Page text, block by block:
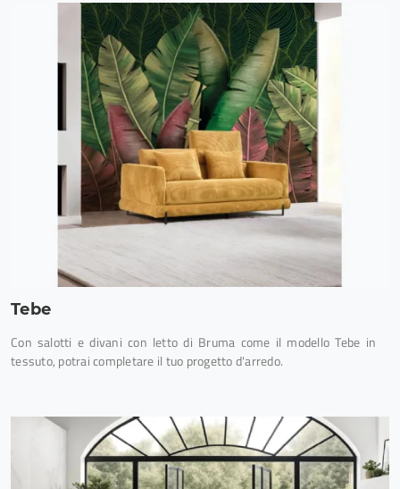
Tebe
Con salotti e divani con letto di Bruma come il modello Tebe in
tessuto, potrai completare il tuo progetto d'arredo.